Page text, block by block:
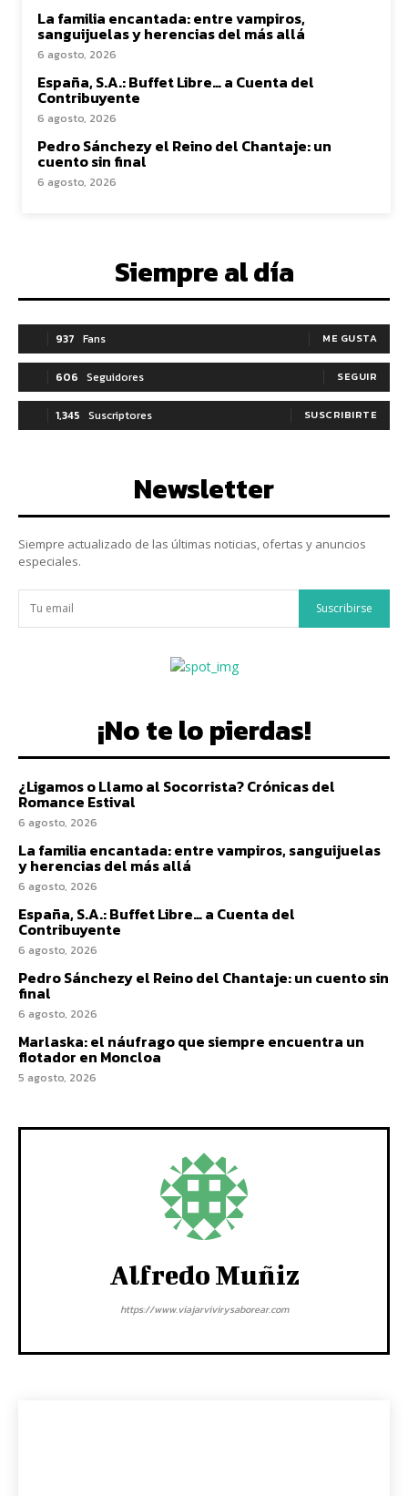
La familia encantada: entre vampiros,
sanguijuelas y herencias del más allá
6 agosto, 2026
España, S.A.: Buffet Libre… a Cuenta del
Contribuyente
6 agosto, 2026
Pedro Sánchezy el Reino del Chantaje: un
cuento sin final
6 agosto, 2026
Siempre al día
937 Fans ME GUSTA
606 Seguidores SEGUIR
1,345 Suscriptores SUSCRIBIRTE
Newsletter
Siempre actualizado de las últimas noticias, ofertas y anuncios
especiales.
Suscribirse
¡No te lo pierdas!
¿Ligamos o Llamo al Socorrista? Crónicas del
Romance Estival
6 agosto, 2026
La familia encantada: entre vampiros, sanguijuelas
y herencias del más allá
6 agosto, 2026
España, S.A.: Buffet Libre… a Cuenta del
Contribuyente
6 agosto, 2026
Pedro Sánchezy el Reino del Chantaje: un cuento sin
final
6 agosto, 2026
Marlaska: el náufrago que siempre encuentra un
flotador en Moncloa
5 agosto, 2026
Alfredo Muñiz
https://www.viajarvivirysaborear.com